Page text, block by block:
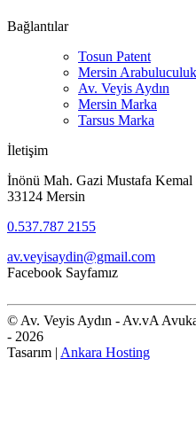
Bağlantılar
Tosun Patent
Mersin Arabuluculuk
Av. Veyis Aydın
Mersin Marka
Tarsus Marka
İletişim
İnönü Mah. Gazi Mustafa
33124 Mersin
0.537.787 2155
av.veyisaydin@gmail.com
Facebook Sayfamız
© Av. Veyis Aydın - Av.vA
- 2026
Tasarım | Ankara Hosting